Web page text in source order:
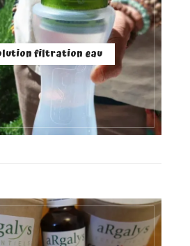
filtration eau